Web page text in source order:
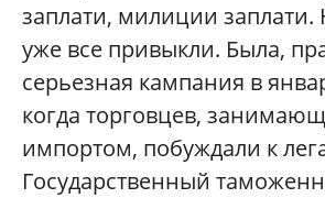
заплати, милиции заплати.
уже все привыкли. Была,
серьезная кампания в
когда торговцев,
импортом, побуждали к
Государственный